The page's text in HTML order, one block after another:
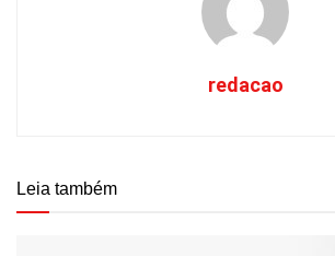
redacao
Leia também